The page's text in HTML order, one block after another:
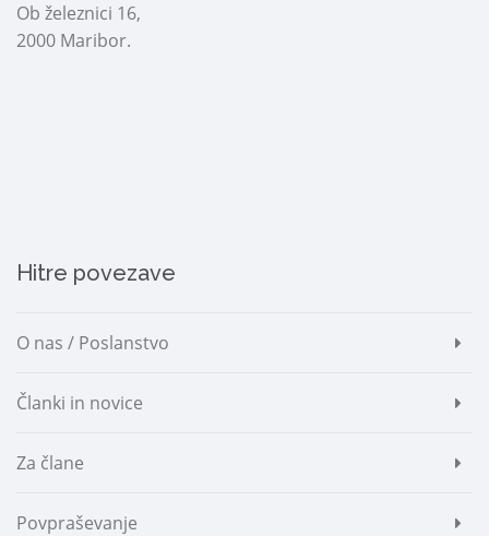
Ob železnici 16,
2000 Maribor.
Hitre povezave
O nas / Poslanstvo
Članki in novice
Za člane
Povpraševanje